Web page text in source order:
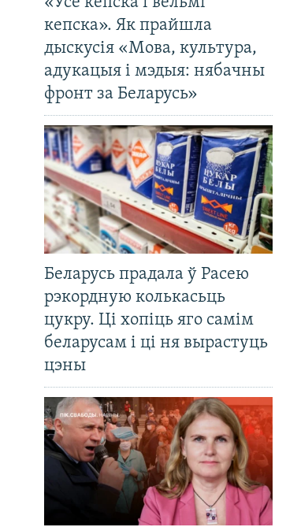
кепска». Як прайшла
дыскусія «Мова, культура,
адукацыя і мэдыя: нябачны
фронт за Беларусь»
Беларусь прадала ў Расею
рэкордную колькасьць
цукру. Ці хопіць яго самім
беларусам і ці ня вырастуць
цэны